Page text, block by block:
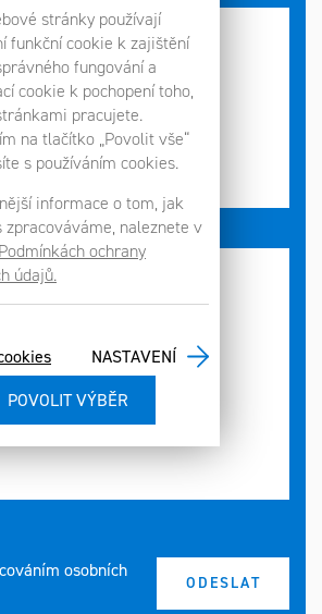
stránky používají
funkční cookie k zajištění
fungování a
cookie k pochopení toho,
pracujete.
na tlačítko „Povolit vše“
s používáním cookies.
informace o tom, jak
zpracováváme, naleznete v
Podmínkách ochrany
údajů.
NASTAVENÍ
osobních